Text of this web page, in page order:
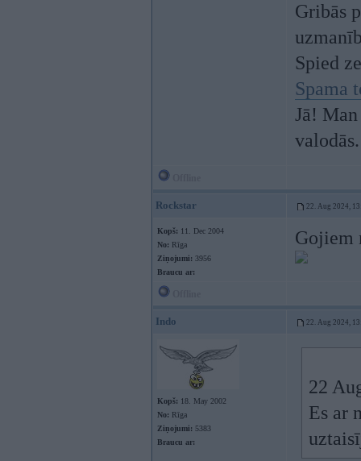
Gribās
Spied
Spama
Jā!
valodās.
Rockstar 22. Aug 2024,
Kopš: 11. Dec 2004
No: Rīga
Ziņojumi: 3956
Braucu ar:
Gojiem
Indo 22. Aug 2024,
Kopš: 18. May 2002
No: Rīga
Ziņojumi: 5383
Braucu ar:
22
Es ar